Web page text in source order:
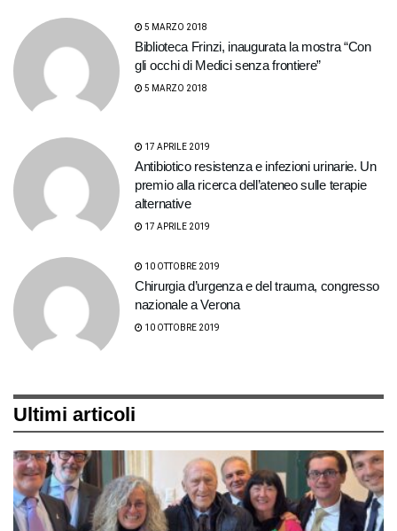
5 MARZO 2018
Biblioteca Frinzi, inaugurata la mostra “Con
gli occhi di Medici senza frontiere”
5 MARZO 2018
17 APRILE 2019
Antibiotico resistenza e infezioni urinarie. Un
premio alla ricerca dell’ateneo sulle terapie
alternative
17 APRILE 2019
10 OTTOBRE 2019
Chirurgia d’urgenza e del trauma, congresso
nazionale a Verona
10 OTTOBRE 2019
Ultimi articoli